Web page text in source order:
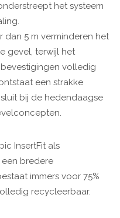
het systeem
dan 5 m verminderen het
gevel, terwijl het
volledig
een strakke
bij de hedendaagse
InsertFit als
bredere
immers voor 75%
recycleerbaar.